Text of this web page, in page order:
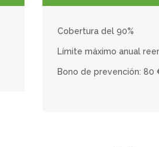
Cobertura del 90%
Límite máximo anual
Bono de prevención: 80